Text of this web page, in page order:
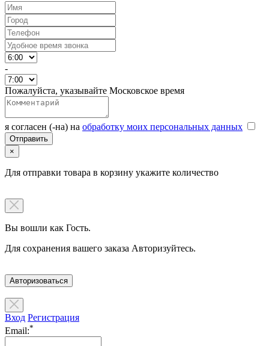
-
Пожалуйста, указывайте Московское время
я согласен (-на) на обработку моих персональных данных
×
Для отправки товара в корзину укажите количество
Вы вошли как Гость.
Для сохранения вашего заказа Авторизуйтесь.
Авторизоваться
Вход Регистрация
Email:*